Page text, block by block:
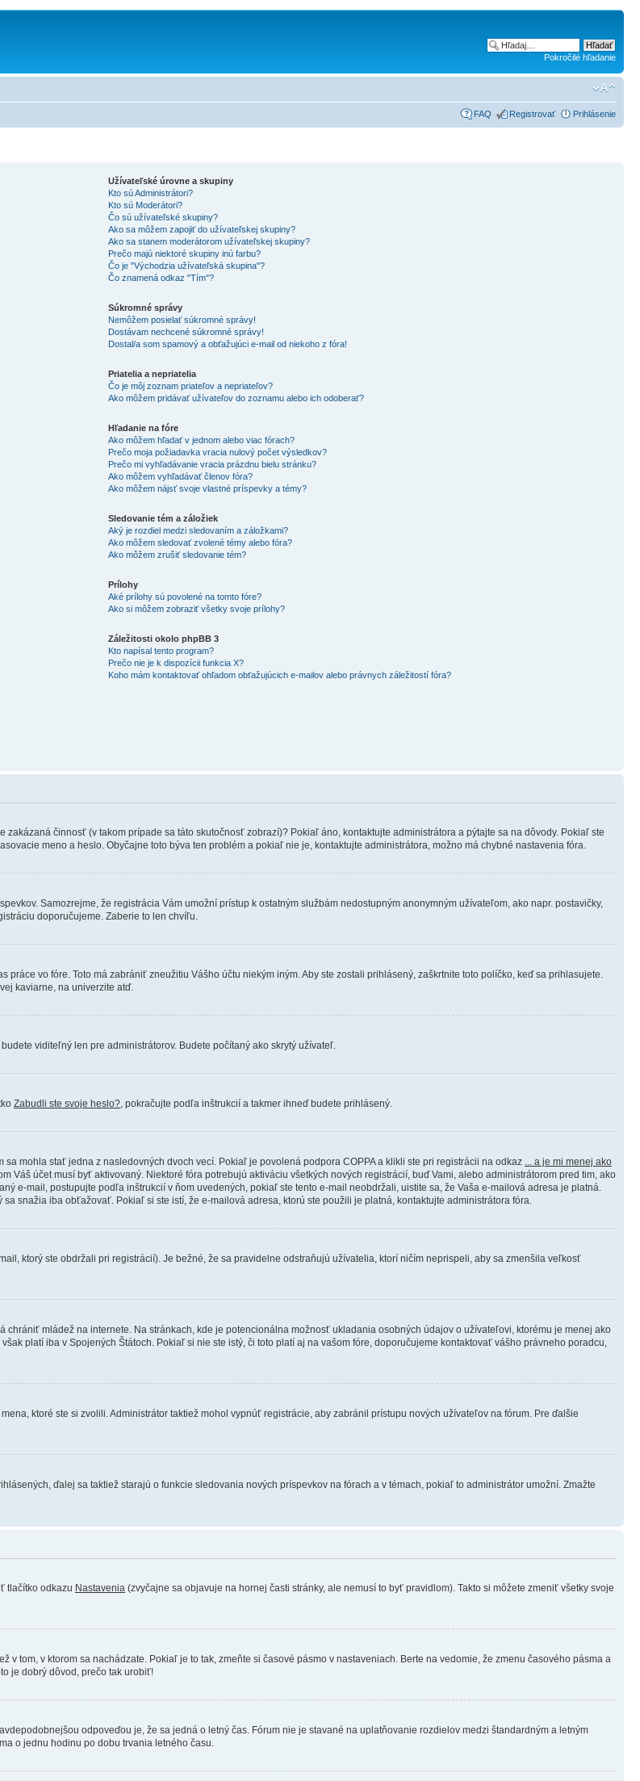
Pokročilé hľadanie
FAQ Registrovať Prihlásenie
Užívateľské úrovne a skupiny
Kto sú Administrátori?
Kto sú Moderátori?
Čo sú užívateľské skupiny?
Ako sa môžem zapojiť do užívateľskej skupiny?
Ako sa stanem moderátorom užívateľskej skupiny?
Prečo majú niektoré skupiny inú farbu?
Čo je "Východzia užívateľská skupina"?
Čo znamená odkaz "Tím"?
Súkromné správy
Nemôžem posielať súkromné správy!
Dostávam nechcené súkromné správy!
Dostal/a som spamový a obťažujúci e-mail od niekoho z fóra!
Priatelia a nepriatelia
Čo je môj zoznam priateľov a nepriateľov?
Ako môžem pridávať užívateľov do zoznamu alebo ich odoberať?
Hľadanie na fóre
Ako môžem hľadať v jednom alebo viac fórach?
Prečo moja požiadavka vracia nulový počet výsledkov?
Prečo mi vyhľadávanie vracia prázdnu bielu stránku?
Ako môžem vyhľadávať členov fóra?
Ako môžem nájsť svoje vlastné príspevky a témy?
Sledovanie tém a záložiek
Aký je rozdiel medzi sledovaním a záložkami?
Ako môžem sledovať zvolené témy alebo fóra?
Ako môžem zrušiť sledovanie tém?
Prílohy
Aké prílohy sú povolené na tomto fóre?
Ako si môžem zobraziť všetky svoje prílohy?
Záležitosti okolo phpBB 3
Kto napísal tento program?
Prečo nie je k dispozícii funkcia X?
Koho mám kontaktovať ohľadom obťažujúcich e-mailov alebo právnych záležitostí fóra?
činnosť (v takom prípade sa táto skutočnosť zobrazí)? Pokiaľ áno, kontaktujte administrátora a pýtajte sa na dôvody. Pokiaľ ste
meno a heslo. Obyčajne toto býva ten problém a pokiaľ nie je, kontaktujte administrátora, možno má chybné nastavenia fóra.
Samozrejme, že registrácia Vám umožní prístup k ostatným službám nedostupným anonymným užívateľom, ako napr. postavičky,
doporučujeme. Zaberie to len chvíľu.
práce vo fóre. Toto má zabrániť zneužitiu Vášho účtu niekým iným. Aby ste zostali prihlásený, zaškrtnite toto políčko, keď sa prihlasujete.
kaviarne, na univerzite atď.
budete viditeľný len pre administrátorov. Budete počítaný ako skrytý užívateľ.
Zabudli ste svoje heslo? , pokračujte podľa inštrukcií a takmer ihneď budete prihlásený.
mohla stať jedna z nasledovných dvoch vecí. Pokiaľ je povolená podpora COPPA a klikli ste pri registrácii na odkaz
... a je mi menej ako
účet musí byť aktivovaný. Niektoré fóra potrebujú aktiváciu všetkých nových registrácií, buď Vami, alebo administrátorom pred tim, ako
e-mail, postupujte podľa inštrukcií v ňom uvedených, pokiaľ ste tento e-mail neobdržali, uistite sa, že Vaša e-mailová adresa je platná.
sa snažia iba obťažovať. Pokiaľ si ste istí, že e-mailová adresa, ktorú ste použili je platná, kontaktujte administrátora fóra.
ktorý ste obdržali pri registrácií). Je bežné, že sa pravidelne odstraňujú užívatelia, ktorí ničím neprispeli, aby sa zmenšila veľkosť
chrániť mládež na internete. Na stránkach, kde je potencionálna možnosť ukladania osobných údajov o užívateľovi, ktorému je menej ako
platí iba v Spojených Štátoch. Pokiaľ si nie ste istý, či toto platí aj na vašom fóre, doporučujeme kontaktovať vášho právneho poradcu,
ktoré ste si zvolili. Administrátor taktiež mohol vypnúť registrácie, aby zabránil prístupu nových užívateľov na fórum. Pre ďalšie
ďalej sa taktiež starajú o funkcie sledovania nových príspevkov na fórach a v témach, pokiaľ to administrátor umožní. Zmažte
tlačítko odkazu Nastavenia (zvyčajne sa objavuje na hornej časti stránky, ale nemusí to byť pravidlom). Takto si môžete zmeniť všetky svoje
tom, v ktorom sa nachádzate. Pokiaľ je to tak, zmeňte si časové pásmo v nastaveniach. Berte na vedomie, že zmenu časového pásma a
je dobrý dôvod, prečo tak urobiť!
odpoveďou je, že sa jedná o letný čas. Fórum nie je stavané na uplatňovanie rozdielov medzi štandardným a letným
o jednu hodinu po dobu trvania letného času.